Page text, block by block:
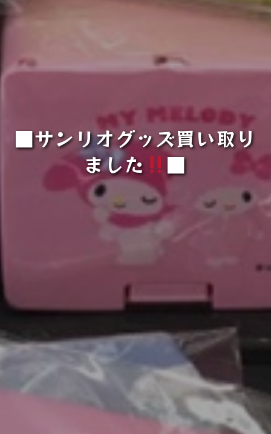
■サンリオグッズ買い取り
ました
■